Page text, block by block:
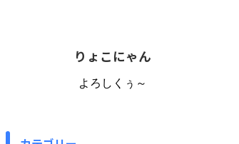
りょこにゃん
よろしくぅ～